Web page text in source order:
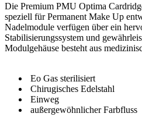
Die Premium PMU Optima
speziell für Permanent Make Up
Nadelmodule verfügen über ein
Stabilisierungssystem und
Modulgehäuse besteht aus
Eo Gas sterilisiert
Chirugisches Edelstahl
Einweg
außergewöhnlicher Farbfluss